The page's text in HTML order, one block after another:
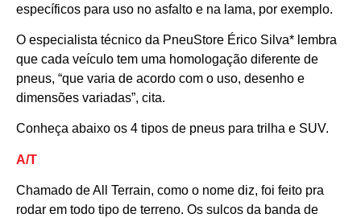
específicos para uso no asfalto e na lama, por exemplo.
O especialista técnico da PneuStore Érico Silva* lembra
que cada veículo tem uma homologação diferente de
pneus, “que varia de acordo com o uso, desenho e
dimensões variadas”, cita.
Conheça abaixo os 4 tipos de pneus para trilha e SUV.
A/T
Chamado de All Terrain, como o nome diz, foi feito pra
rodar em todo tipo de terreno. Os sulcos da banda de